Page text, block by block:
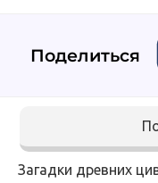
Поделиться
Загадки древних